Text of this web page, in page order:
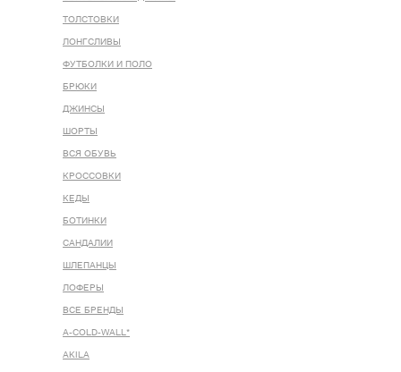
ТОЛСТОВКИ
ЛОНГСЛИВЫ
ФУТБОЛКИ И ПОЛО
БРЮКИ
ДЖИНСЫ
ШОРТЫ
ВСЯ ОБУВЬ
КРОССОВКИ
КЕДЫ
БОТИНКИ
САНДАЛИИ
ШЛЕПАНЦЫ
ЛОФЕРЫ
ВСЕ БРЕНДЫ
A-COLD-WALL*
AKILA